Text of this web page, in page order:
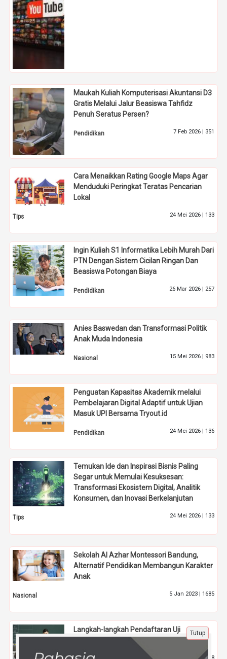
Maukah Kuliah Komputerisasi Akuntansi D3
Gratis Melalui Jalur Beasiswa Tahfidz
Penuh Seratus Persen?
Pendidikan 7 Feb 2026 | 351
Cara Menaikkan Rating Google Maps Agar
Menduduki Peringkat Teratas Pencarian
Lokal
Tips 24 Mei 2026 | 133
Ingin Kuliah S1 Informatika Lebih Murah Dari
PTN Dengan Sistem Cicilan Ringan Dan
Beasiswa Potongan Biaya
Pendidikan 26 Mar 2026 | 257
Anies Baswedan dan Transformasi Politik
Anak Muda Indonesia
Nasional 15 Mei 2026 | 983
Penguatan Kapasitas Akademik melalui
Pembelajaran Digital Adaptif untuk Ujian
Masuk UPI Bersama Tryout.id
Pendidikan 24 Mei 2026 | 136
Temukan Ide dan Inspirasi Bisnis Paling
Segar untuk Memulai Kesuksesan:
Transformasi Ekosistem Digital, Analitik
Konsumen, dan Inovasi Berkelanjutan
Tips 24 Mei 2026 | 133
Sekolah Al Azhar Montessori Bandung,
Alternatif Pendidikan Membangun Karakter
Anak
Nasional 5 Jan 2023 | 1685
Langkah-langkah Pendaftaran Uji
Kompetensi Profesi Guru Secara Online
13 Mar 2025 |648
Tutup